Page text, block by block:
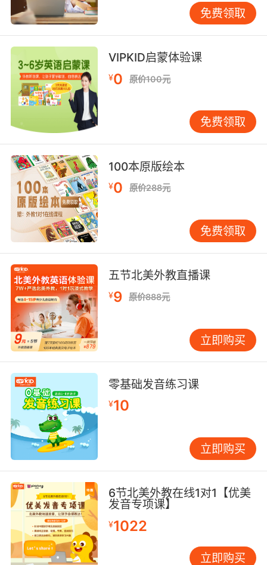
免费领取
VIPKID启蒙体验课
¥0 原价100元
免费领取
100本原版绘本
¥0 原价288元
免费领取
五节北美外教直播课
¥9 原价888元
立即购买
零基础发音练习课
¥10
立即购买
6节北美外教在线1对1【优美
发音专项课】
¥1022
立即购买